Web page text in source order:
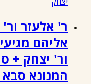
ר' אלעזר
אליהם
ור' יצחק +
המנונא